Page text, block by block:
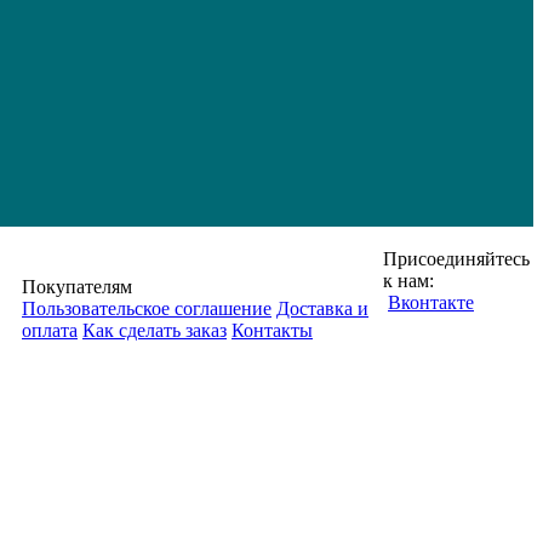
Покупателям
Пользовательское соглашение Доставка и
оплата Как сделать заказ Контакты
Присоединяйтесь
к нам:
Вконтакте